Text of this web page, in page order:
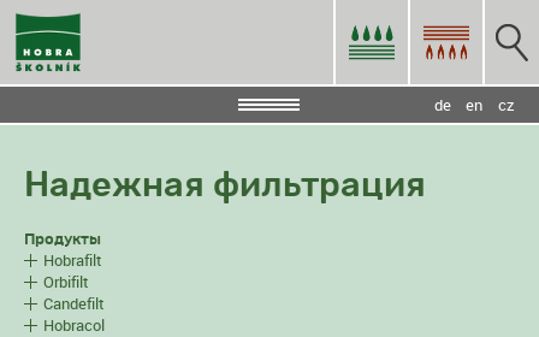
cz
en
de
Надежная фильтрация
Продукты
Hobrafilt
Orbifilt
Candefilt
Hobracol